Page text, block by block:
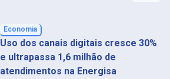
Economia
Uso dos canais digitais cresce 30%
e ultrapassa 1,6 milhão de
atendimentos na Energisa